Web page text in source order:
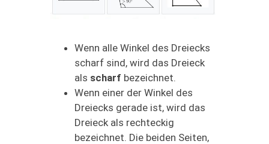
Wenn alle Winkel des Dreiecks
scharf sind, wird das Dreieck
als scharf bezeichnet.
Wenn einer der Winkel des
Dreiecks gerade ist, wird das
Dreieck als rechteckig
bezeichnet. Die beiden Seiten,